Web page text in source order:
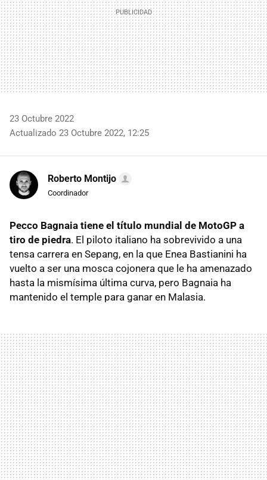
23 Octubre 2022
Actualizado 23 Octubre 2022, 12:25
Roberto Montijo
Coordinador
Pecco Bagnaia tiene el título mundial de MotoGP a
tiro de piedra. El piloto italiano ha sobrevivido a una
tensa carrera en Sepang, en la que Enea Bastianini ha
vuelto a ser una mosca cojonera que le ha amenazado
hasta la mismísima última curva, pero Bagnaia ha
mantenido el temple para ganar en Malasia.